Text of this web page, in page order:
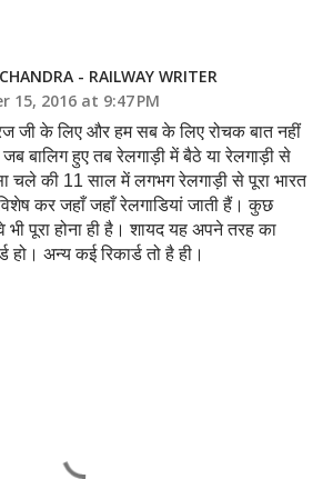
- RAILWAY WRITER
15, 2016 at 9:47 PM
जी के लिए और हम सब के लिए रोचक बात नहीं
बालिग हुए तब रेलगाड़ी में बैठे या रेलगाड़ी से
चले की 11 साल में लगभग रेलगाड़ी से पूरा भारत
कर जहाँ जहाँ रेलगाडियां जाती हैं। कुछ
भी पूरा होना ही है। शायद यह अपने तरह का
हो। अन्य कई रिकार्ड तो है ही।